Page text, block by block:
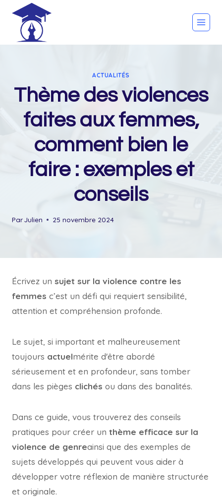
content
ACTUALITÉS
Thème des violences
faites aux femmes,
comment bien le
faire : exemples et
conseils
ParJulien 25 novembre 2024
Écrivez un sujet sur la violence contre les
femmes c’est un défi qui requiert sensibilité,
attention et compréhension profonde.
Le sujet, si important et malheureusement
toujours actuelmérite d'être abordé
sérieusement et en profondeur, sans tomber
dans les pièges clichés ou dans des banalités.
Dans ce guide, vous trouverez des conseils
pratiques pour créer un thème efficace sur la
violence de genreainsi que des exemples de
sujets développés qui peuvent vous aider à
développer votre réflexion de manière structurée
et originale.